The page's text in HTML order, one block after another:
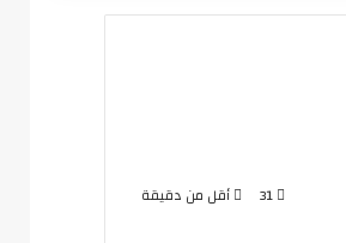
31 أقل من دقيقة